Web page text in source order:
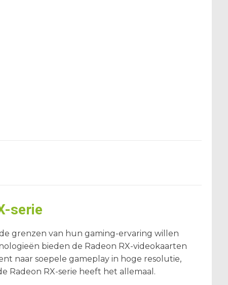
serie
grenzen van hun gaming-ervaring willen
bieden de Radeon RX-videokaarten
naar soepele gameplay in hoge resolutie,
Radeon RX-serie heeft het allemaal.